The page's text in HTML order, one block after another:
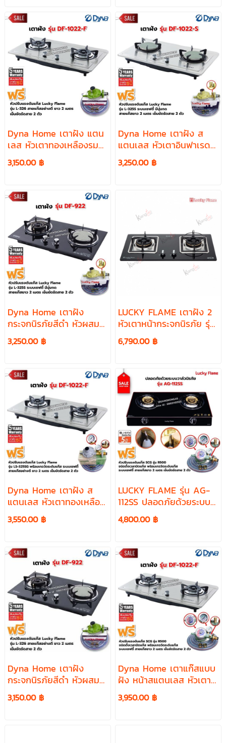
Dyna Home เตาฝัง แตน
เลส หัวเตาทองเหลืองรม
ดำ 2 หัวเตา รุ่น DF-1022-
F อุปกรณ์ครบชุด
3,150.00 ฿
Dyna Home เตาฝัง ส
แตนเลส หัวเตาอินฟาเรด
รุ่น DF-1022-S อุปกรณ์หัว
ปรับเซฟตี้ ครบชุด
3,250.00 ฿
Dyna Home เตาฝัง
กระจกนิรภัยสีดำ หัวผสม
รุ่น DF-922 อุปกรณ์หัว
ปรับเซฟตี้ ครบชุด
3,250.00 ฿
LUCKY FLAME เตาฝัง 2
หัวเตาหน้ากระจกนิรภัย รุ่น
LGS-942
6,790.00 ฿
Dyna Home เตาฝัง ส
แตนเลส หัวเตาทองเหลือง
รมดำ รุ่น DF-1022-F หัว
ปรับมีเกจวัดปริมาณแก๊ส
3,550.00 ฿
LUCKY FLAME รุ่น AG-
112SS ปลอดภัยด้วยระบบ
วาล์วนิรภัย พร้อมหัวปรับ
ตั้งเวลา เซฟตี้ มีเกจวัด
500
4,800.00 ฿
Dyna Home เตาฝัง
กระจกนิรภัยสีดำ หัวผสม 2
หัวเตา รุ่น DF-922
อุปกรณ์หัวปรับ ครบชุด
3,150.00 ฿
Dyna Home เตาแก๊สแบบ
ฝัง หน้าสแตนเลส หัวเตา
ทองเหลืองรมดำ 2 หัวเตา
รุ่น DF-1022-F พร้อมหัว
3,950.00 ฿